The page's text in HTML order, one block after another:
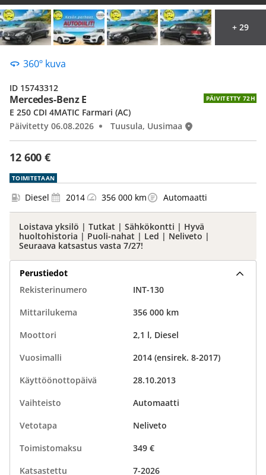
Mercedes-Benz E PÄIVITETTY 72H
12 600 €
E 250 CDI 4MATIC Farmari (AC)
Päivitetty 06.08.2026
Tuusula, Uusimaa
ID 15743312
+ 29
360º kuva
TOIMITETAAN
Diesel 2014 356 000 km Automaatti
Loistava yksilö | Tutkat | Sähkökontti | Hyvä
huoltohistoria | Puoli-nahat | Led | Neliveto |
Seuraava katsastus vasta 7/27!
Perustiedot
Rekisterinumero
INT-130
Mittarilukema
356 000 km
Moottori
2,1 l, Diesel
Vuosimalli
2014 (ensirek. 8-2017)
Käyttöönottopäivä
28.10.2013
Vaihteisto
Automaatti
Vetotapa
Neliveto
Toimistomaksu
349 €
Katsastettu
7-2026